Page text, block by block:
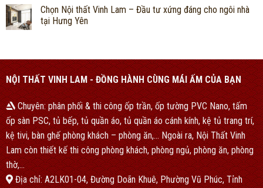
Chọn Nội thất Vinh Lam – Đầu tư xứng đáng cho ngôi nhà
tại Hưng Yên
NỘI THẤT VINH LAM - ĐỒNG HÀNH CÙNG MÁI ẤM CỦA BẠN
Chuyên: phân phối & thi công ốp trần, ốp tường PVC Nano, tấm
ốp sàn PSC, tủ bếp, tủ quần áo, tủ quần áo cánh kính, kệ tủ trang trí,
kệ tivi, bàn ghế phòng khách – phòng ăn,… Ngoài ra, Nội Thất Vinh
Lam còn thiết kế thi công phòng khách, phòng ngủ, phòng ăn, phòng
thờ,…
Địa chỉ: A2LK01-04, Đường Doãn Khuê, Phường Vũ Phúc, Tỉnh